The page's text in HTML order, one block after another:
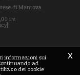
di Mantova
i.v.
x
informazioni sui
ad
dei cookie